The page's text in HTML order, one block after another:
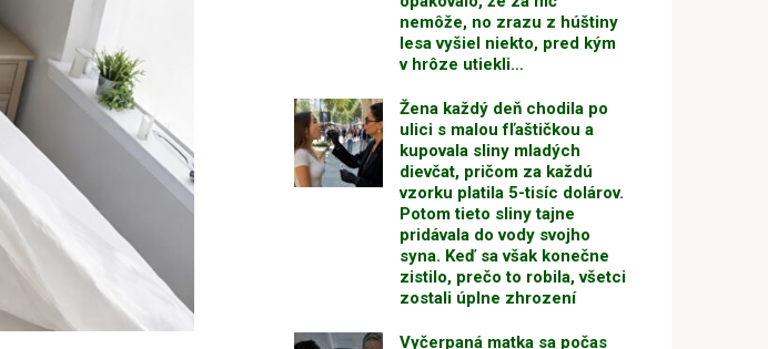
nemôže, no zrazu z húštiny
lesa vyšiel niekto, pred kým
v hrôze utiekli…
Žena každý deň chodila po
ulici s malou fľaštičkou a
kupovala sliny mladých
dievčat, pričom za každú
vzorku platila 5-tisíc dolárov.
Potom tieto sliny tajne
pridávala do vody svojho
syna. Keď sa však konečne
zistilo, prečo to robila, všetci
zostali úplne zhrození
Vyčerpaná matka sa počas